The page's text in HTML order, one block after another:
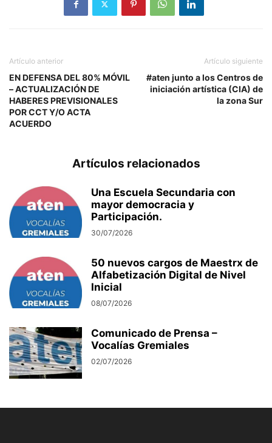
Artículo anterior
EN DEFENSA DEL 80% MÓVIL
– ACTUALIZACIÓN DE
HABERES PREVISIONALES
POR CCT Y/O ACTA
ACUERDO
Artículo siguiente
#aten junto a los Centros de
iniciación artística (CIA) de
la zona Sur
Artículos relacionados
Una Escuela Secundaria con
mayor democracia y
Participación.
30/07/2026
50 nuevos cargos de Maestrx de
Alfabetización Digital de Nivel
Inicial
08/07/2026
Comunicado de Prensa –
Vocalías Gremiales
02/07/2026